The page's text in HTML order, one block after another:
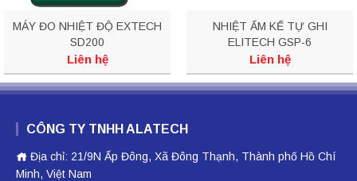
MÁY ĐO NHIỆT ĐỘ EXTECH
SD200
Liên hệ
NHIỆT ẨM KẾ TỰ GHI
ELITECH GSP-6
Liên hệ
CÔNG TY TNHH ALATECH
Địa chỉ: 21/9N Ấp Đông, Xã Đông Thạnh, Thành phố Hồ Chí
Minh, Việt Nam